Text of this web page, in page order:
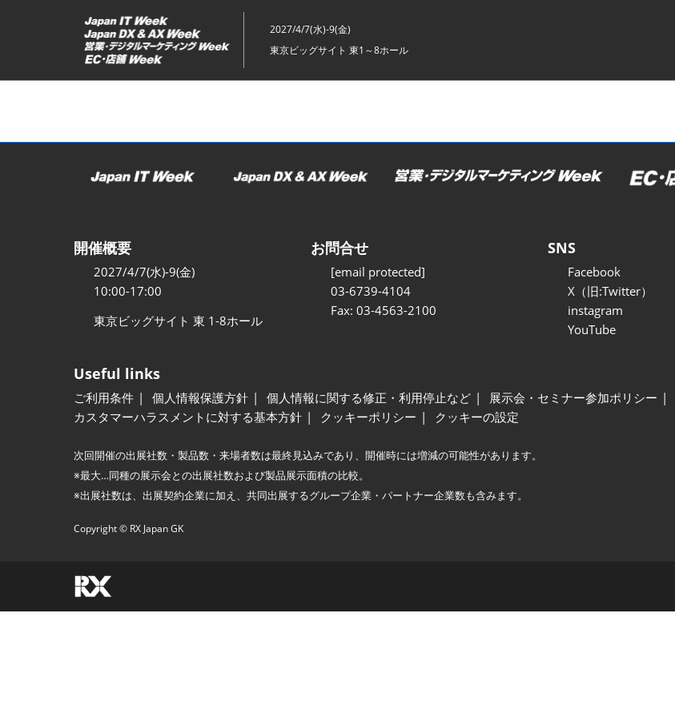
ッ
2027/4/7(水)-9(金)
東京ビッグサイト 東1～8ホール
開催概要
2027/4/7(水)-9(金)
10:00-17:00
東京ビッグサイト 東 1-8ホール
お問合せ
[email protected]
03-6739-4104
Fax: 03-4563-2100
SNS
Facebook
X（旧:Twitter）
instagram
YouTube
Useful links
ご利用条件 個人情報保護方針 個人情報に関する修正・利用停止など 展示会・セミナー参加ポリシー
カスタマーハラスメントに対する基本方針
クッキーポリシー クッキーの設定
次回開催の出展社数・製品数・来場者数は最終見込みであり、開催時には増減の可能性があります。
※最大…同種の展示会との出展社数および製品展示面積の比較。
※出展社数は、出展契約企業に加え、共同出展するグループ企業・パートナー企業数も含みます。
Copyright © RX Japan GK